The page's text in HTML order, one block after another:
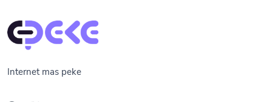
Internet mas peke